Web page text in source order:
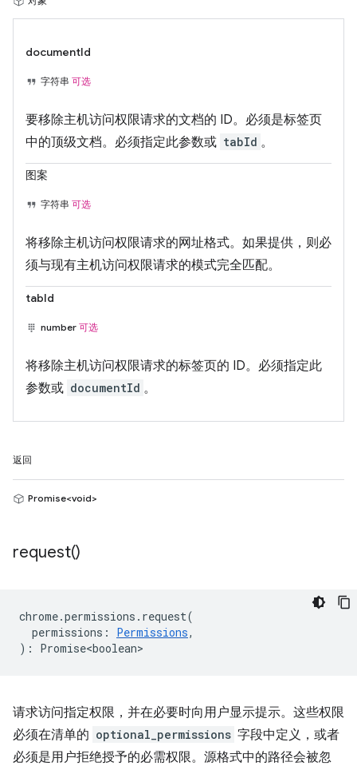
documentId
字符串 可选
要移除主机访问权限请求的文档的 ID。必须是标签页
中的顶级文档。必须指定此参数或 tabId 。
图案
字符串 可选
将移除主机访问权限请求的网址格式。如果提供，则必
须与现有主机访问权限请求的模式完全匹配。
tabId
number 可选
将移除主机访问权限请求的标签页的 ID。必须指定此
参数或 documentId 。
返回
Promise<void>
request()
chrome.permissions . request(
permissions : Permissions,
) : Promise<boolean>
请求访问指定权限，并在必要时向用户显示提示。这些权限
必须在清单的 optional_permissions 字段中定义，或者
必须是用户拒绝授予的必需权限。源格式中的路径会被忽